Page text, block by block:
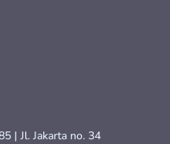
| Jl. Jakarta no. 34